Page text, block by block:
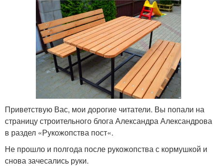
Приветствую Вас, мои дорогие читатели. Вы попали на
страницу строительного блога Александра Александрова
в раздел «Рукожопства пост«.
Не прошло и полгода после рукожопства с кормушкой и
снова зачесались руки.